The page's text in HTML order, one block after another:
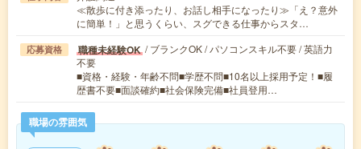
≪散歩に付き添ったり、お話し相手になったり≫「え？意外
に簡単！」と思うくらい、スグできる仕事からスタ…
応募資格 職種未経験OK / ブランクOK / パソコンスキル不要 / 英語力
不要
■資格・経験・年齢不問■学歴不問■10名以上採用予定！■履
歴書不要■面談確約■社会保険完備■社員登用…
職場の雰囲気